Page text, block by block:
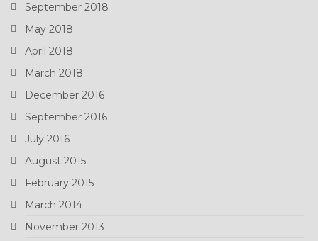
September 2018
May 2018
April 2018
March 2018
December 2016
September 2016
July 2016
August 2015
February 2015
March 2014
November 2013